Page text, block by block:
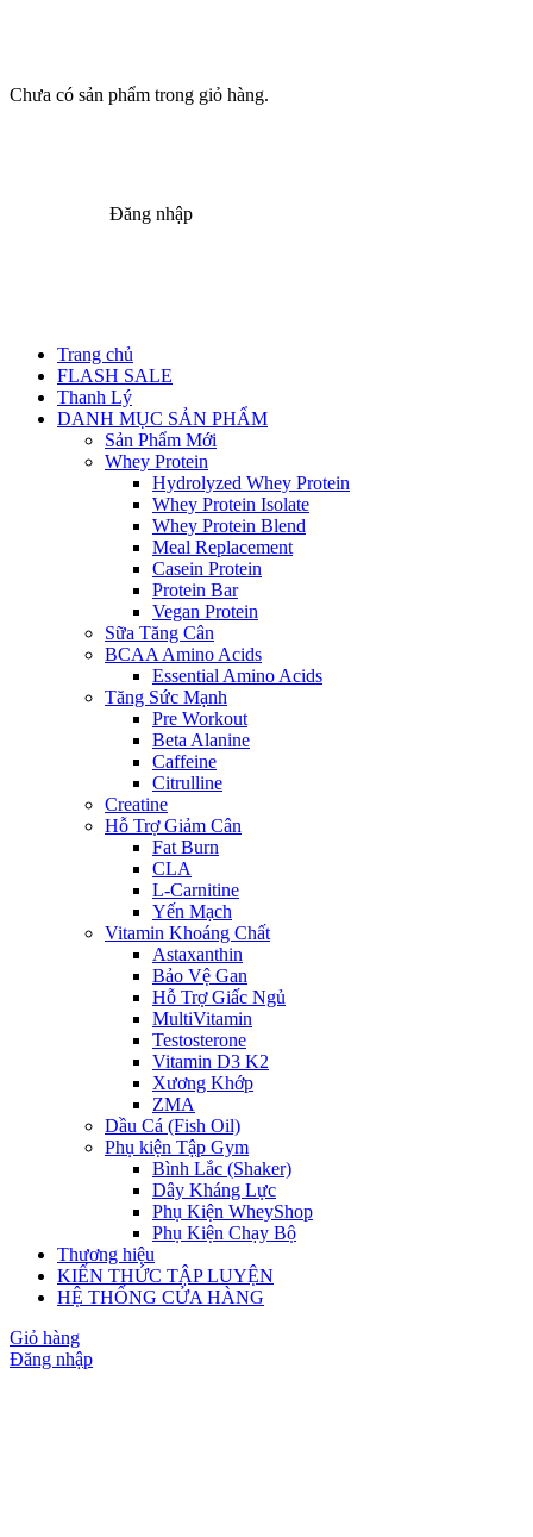
Chưa có sản phẩm trong giỏ hàng.
Đăng nhập
Trang chủ
FLASH SALE
Thanh Lý
DANH MỤC SẢN PHẨM
Sản Phẩm Mới
Whey Protein
Hydrolyzed Whey Protein
Whey Protein Isolate
Whey Protein Blend
Meal Replacement
Casein Protein
Protein Bar
Vegan Protein
Sữa Tăng Cân
BCAA Amino Acids
Essential Amino Acids
Tăng Sức Mạnh
Pre Workout
Beta Alanine
Caffeine
Citrulline
Creatine
Hỗ Trợ Giảm Cân
Fat Burn
CLA
L-Carnitine
Yến Mạch
Vitamin Khoáng Chất
Astaxanthin
Bảo Vệ Gan
Hỗ Trợ Giấc Ngủ
MultiVitamin
Testosterone
Vitamin D3 K2
Xương Khớp
ZMA
Dầu Cá (Fish Oil)
Phụ kiện Tập Gym
Bình Lắc (Shaker)
Dây Kháng Lực
Phụ Kiện WheyShop
Phụ Kiện Chạy Bộ
Thương hiệu
KIẾN THỨC TẬP LUYỆN
HỆ THỐNG CỬA HÀNG
Giỏ hàng
Đăng nhập